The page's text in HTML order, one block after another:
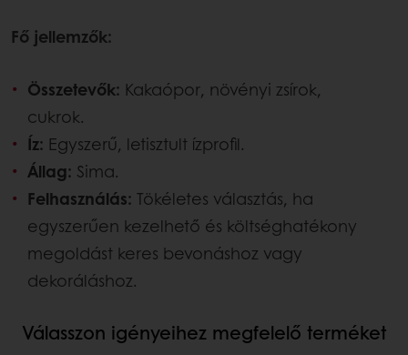
Fő jellemzők:
Összetevők: Kakaópor, növényi zsírok,
cukrok.
Íz: Egyszerű, letisztult ízprofil.
Állag: Sima.
Felhasználás: Tökéletes választás, ha
egyszerűen kezelhető és költséghatékony
megoldást keres bevonáshoz vagy
dekoráláshoz.
Válasszon igényeihez megfelelő terméket